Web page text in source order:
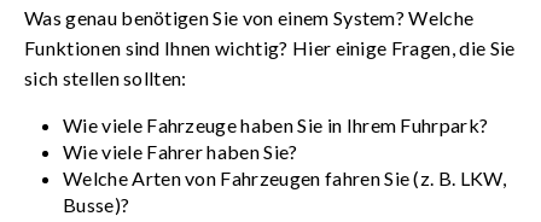
Was genau benötigen Sie von einem System? Welche
Funktionen sind Ihnen wichtig? Hier einige Fragen, die Sie
sich stellen sollten:
Wie viele Fahrzeuge haben Sie in Ihrem Fuhrpark?
Wie viele Fahrer haben Sie?
Welche Arten von Fahrzeugen fahren Sie (z. B. LKW,
Busse)?